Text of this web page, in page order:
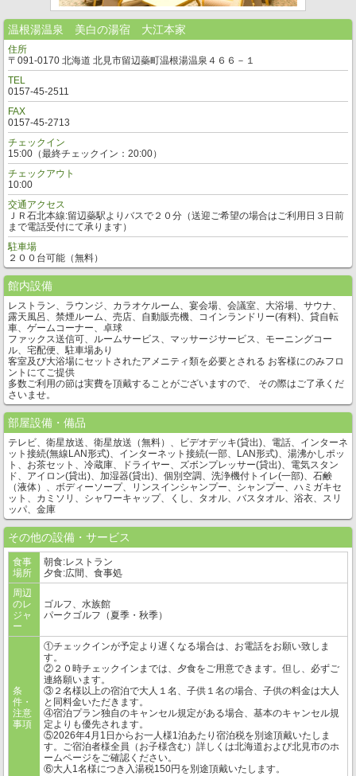
温根湯温泉 美白の湯宿 大江本家
住所
〒091-0170 北海道 北見市留辺蘂町温根湯温泉４６６－１
TEL
0157-45-2511
FAX
0157-45-2713
チェックイン
15:00（最終チェックイン：20:00）
チェックアウト
10:00
交通アクセス
ＪＲ石北本線:留辺蘂駅よりバスで２０分（送迎ご希望の場合はご利用日３日前
まで電話受付にて承ります）
駐車場
２００台可能（無料）
館内設備
レストラン、ラウンジ、カラオケルーム、宴会場、会議室、大浴場、サウナ、
露天風呂、禁煙ルーム、売店、自動販売機、コインランドリー(有料)、貸自転
車、ゲームコーナー、卓球
ファックス送信可、ルームサービス、マッサージサービス、モーニングコー
ル、宅配便、駐車場あり
客室及び大浴場にセットされたアメニティ類を必要とされる お客様にのみフロ
ントにてご提供
多数ご利用の節は実費を頂戴することがございますので、 その際はご了承くだ
さいませ。
部屋設備・備品
テレビ、衛星放送、衛星放送（無料）、ビデオデッキ(貸出)、電話、インターネ
ット接続(無線LAN形式)、インターネット接続(一部、LAN形式)、湯沸かしポッ
ト、お茶セット、冷蔵庫、ドライヤー、ズボンプレッサー(貸出)、電気スタン
ド、アイロン(貸出)、加湿器(貸出)、個別空調、洗浄機付トイレ(一部)、石鹸
（液体）、ボディーソープ、リンスインシャンプー、シャンプー、ハミガキセ
ット、カミソリ、シャワーキャップ、くし、タオル、バスタオル、浴衣、スリ
ッパ、金庫
その他の設備・サービス
食事
場所
朝食:レストラン
夕食:広間、食事処
周辺
のレ
ジャ
ー
ゴルフ、水族館
パークゴルフ（夏季・秋季）
条
件・
注意
事項
①チェックインが予定より遅くなる場合は、お電話をお願い致しま
す。
②２０時チェックインまでは、夕食をご用意できます。但し、必ずご
連絡願います。
③２名様以上の宿泊で大人１名、子供１名の場合、子供の料金は大人
と同料金いただきます。
④宿泊プラン独自のキャンセル規定がある場合、基本のキャンセル規
定よりも優先されます。
⑤2026年4月1日からお一人様1泊あたり宿泊税を別途頂戴いたしま
す。ご宿泊者様全員（お子様含む）詳しくは北海道および北見市のホ
ームページをご確認ください。
⑥大人1名様につき入湯税150円を別途頂戴いたします。